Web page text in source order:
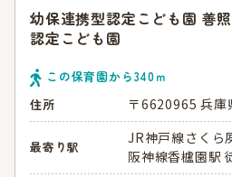
幼保連携型認定こども園 善
認定こども園
この保育園から340ｍ
住所
〒6620965 兵
最寄り駅
JR神戸線さくら
阪神線香櫨園駅